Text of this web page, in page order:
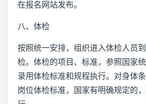
在报名网站发布。
八、体检
按照统一安排，组织进入体检人员
检。体检的项目、标准，参照国家
录用体检标准和规程执行。对身体
岗位体检标准，国家有明确规定的